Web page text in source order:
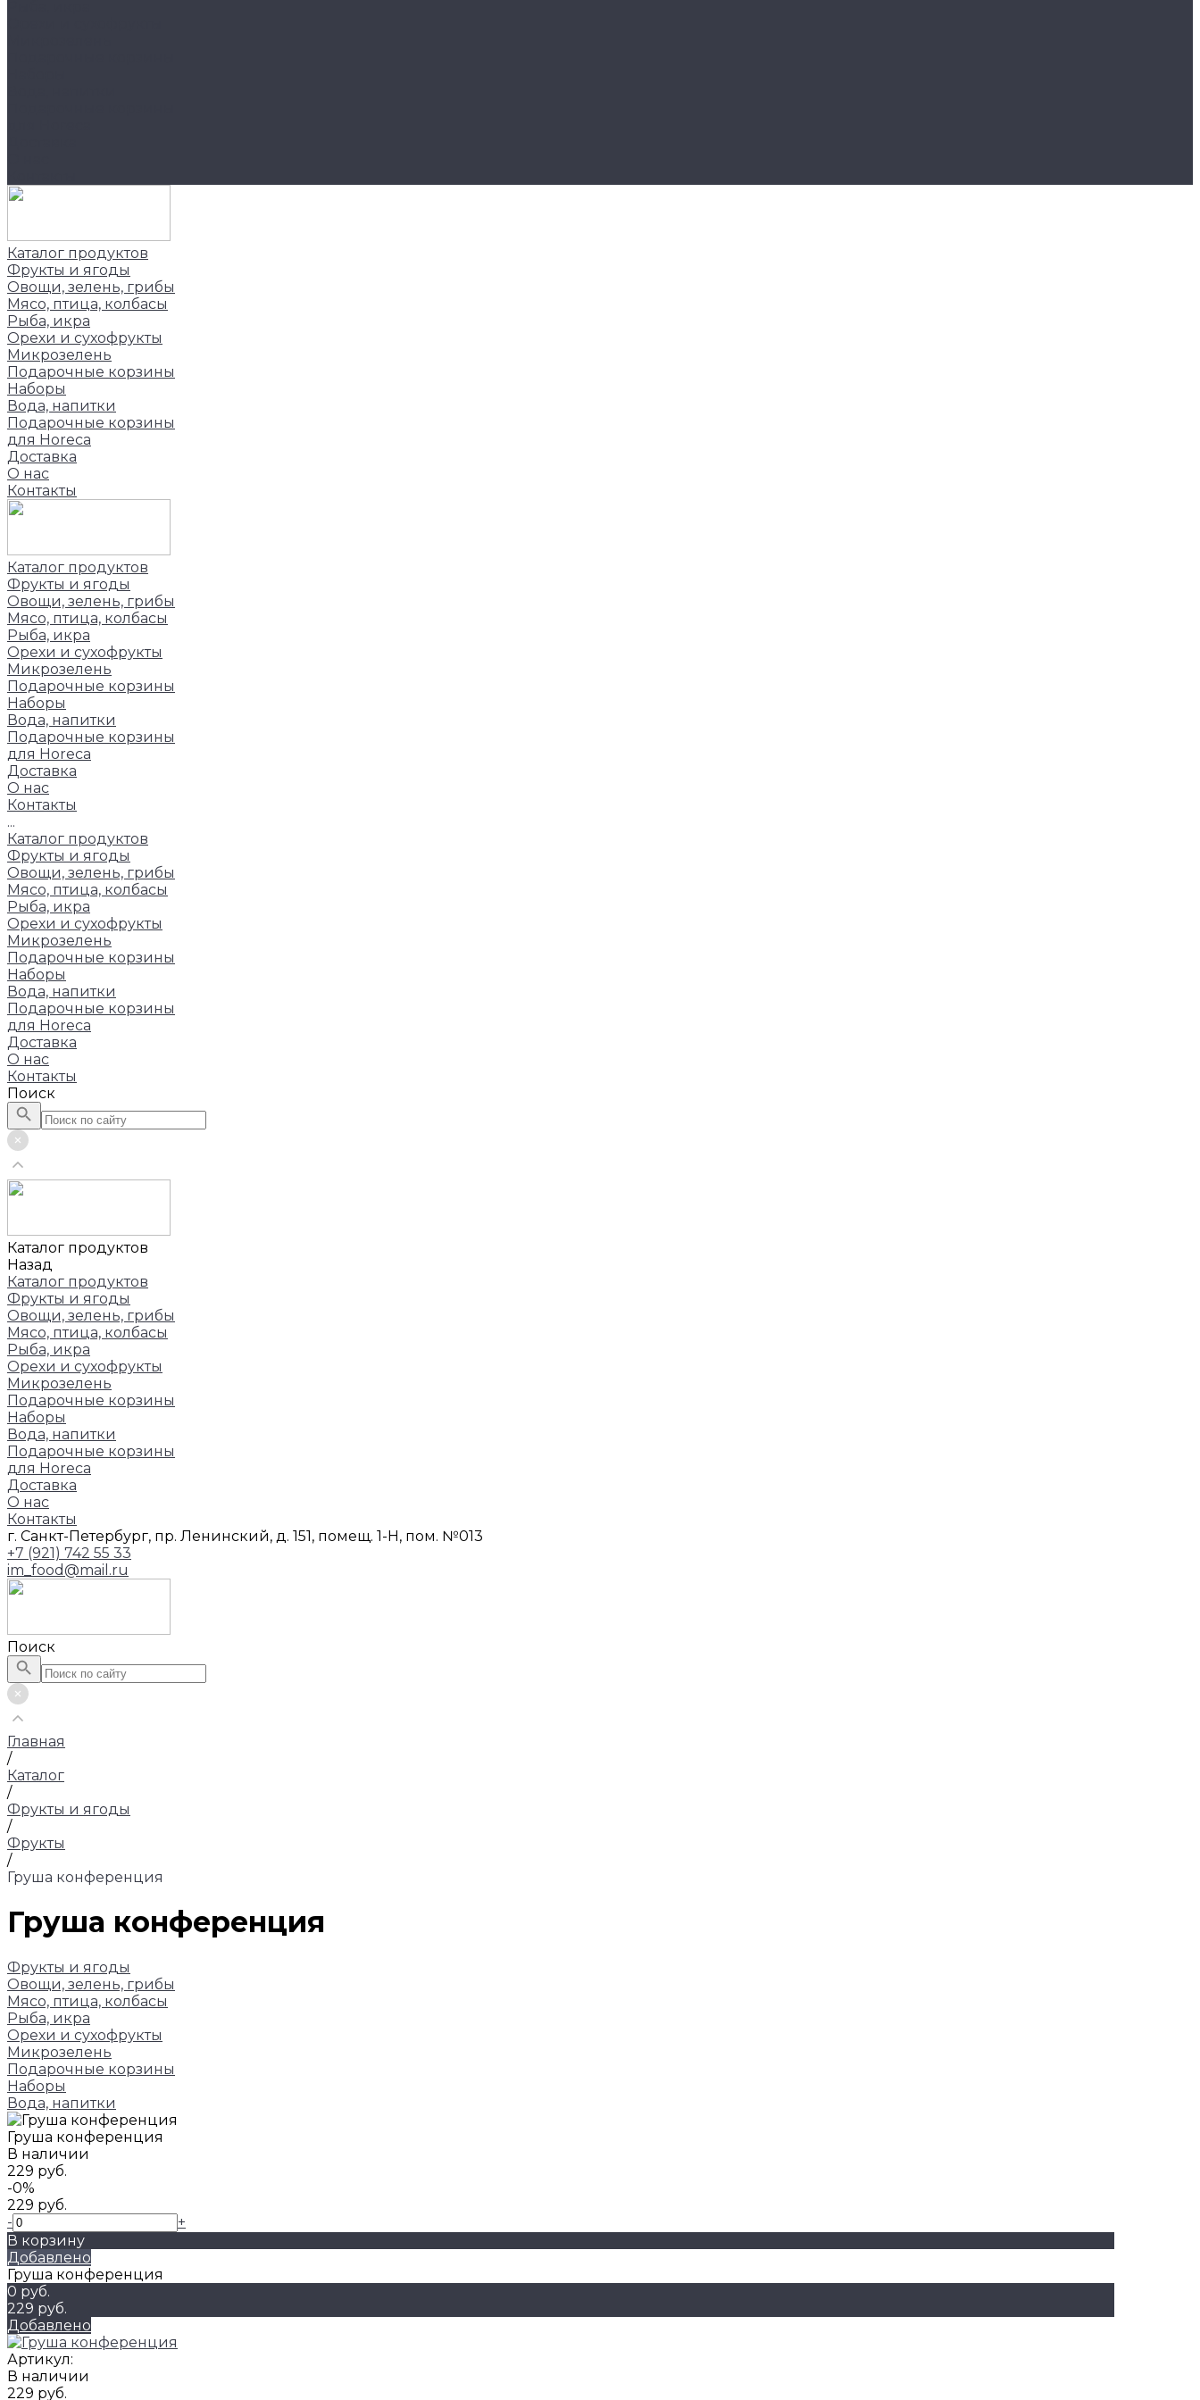
Каталог продуктов
Фрукты и ягоды
Овощи, зелень, грибы
Мясо, птица, колбасы
Рыба, икра
Орехи и сухофрукты
Микрозелень
Подарочные корзины
Наборы
Вода, напитки
Подарочные корзины
для Horeca
Доставка
О нас
Контакты
Каталог продуктов
Фрукты и ягоды
Овощи, зелень, грибы
Мясо, птица, колбасы
Рыба, икра
Орехи и сухофрукты
Микрозелень
Подарочные корзины
Наборы
Вода, напитки
Подарочные корзины
для Horeca
Доставка
О нас
Контакты
...
Каталог продуктов
Фрукты и ягоды
Овощи, зелень, грибы
Мясо, птица, колбасы
Рыба, икра
Орехи и сухофрукты
Микрозелень
Подарочные корзины
Наборы
Вода, напитки
Подарочные корзины
для Horeca
Доставка
О нас
Контакты
Поиск
Каталог продуктов
Назад
Каталог продуктов
Фрукты и ягоды
Овощи, зелень, грибы
Мясо, птица, колбасы
Рыба, икра
Орехи и сухофрукты
Микрозелень
Подарочные корзины
Наборы
Вода, напитки
Подарочные корзины
для Horeca
Доставка
О нас
Контакты
г. Санкт-Петербург, пр. Ленинский, д. 151, помещ. 1-Н, пом. №013
+7 (921) 742 55 33
im_food@mail.ru
Поиск
Главная
/
Каталог
/
Фрукты и ягоды
/
Фрукты
/
Груша конференция
Груша конференция
Фрукты и ягоды
Овощи, зелень, грибы
Мясо, птица, колбасы
Рыба, икра
Орехи и сухофрукты
Микрозелень
Подарочные корзины
Наборы
Вода, напитки
Груша конференция
В наличии
229 руб.
-0%
229 руб.
-
+
В корзину
Добавлено
Груша конференция
0 руб.
229 руб.
Добавлено
Артикул:
В наличии
229 руб.